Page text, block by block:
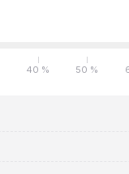
40 % 50 %